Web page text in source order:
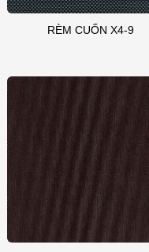
RÈM CUỐN X4-9